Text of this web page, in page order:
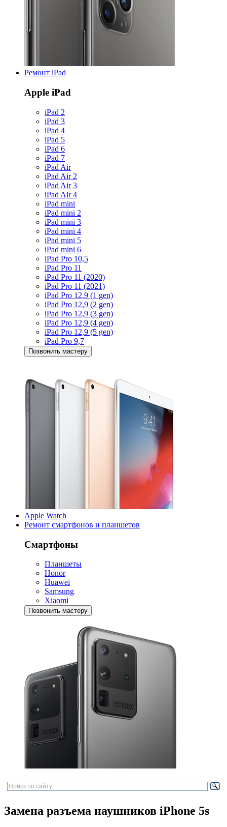
Ремонт iPad
Apple iPad
iPad 2
iPad 3
iPad 4
iPad 5
iPad 6
iPad 7
iPad Air
iPad Air 2
iPad Air 3
iPad Air 4
iPad mini
iPad mini 2
iPad mini 3
iPad mini 4
iPad mini 5
iPad mini 6
iPad Pro 10,5
iPad Pro 11
iPad Pro 11 (2020)
iPad Pro 11 (2021)
iPad Pro 12,9 (1 gen)
iPad Pro 12,9 (2 gen)
iPad Pro 12,9 (3 gen)
iPad Pro 12,9 (4 gen)
iPad Pro 12,9 (5 gen)
iPad Pro 9,7
Позвонить мастеру
Apple Watch
Ремонт смартфонов и планшетов
Смартфоны
Планшеты
Honor
Huawei
Samsung
Xiaomi
Позвонить мастеру
Замена разъема наушников iPhone 5s